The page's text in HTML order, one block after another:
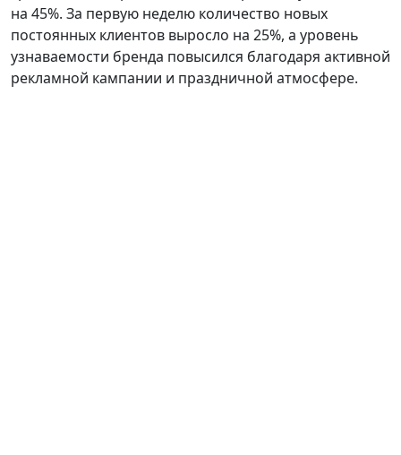
на 45%. За первую неделю количество новых
постоянных клиентов выросло на 25%, а уровень
узнаваемости бренда повысился благодаря активной
рекламной кампании и праздничной атмосфере.